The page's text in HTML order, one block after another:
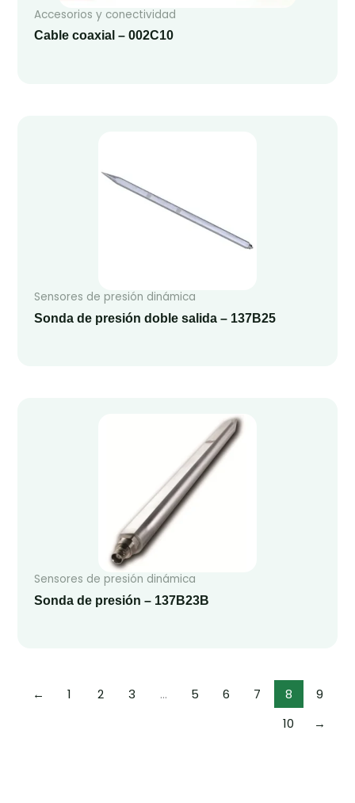
Accesorios y conectividad
Cable coaxial – 002C10
Sensores de presión dinámica
Sonda de presión doble salida – 137B25
Sensores de presión dinámica
Sonda de presión – 137B23B
← 1 2 3 … 5 6 7 8
9
10
→